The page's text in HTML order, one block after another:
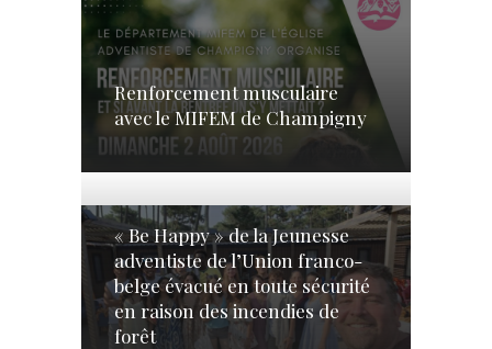
Renforcement musculaire
avec le MIFEM de Champigny
« Be Happy » de la Jeunesse
adventiste de l’Union franco-
belge évacué en toute sécurité
en raison des incendies de
forêt